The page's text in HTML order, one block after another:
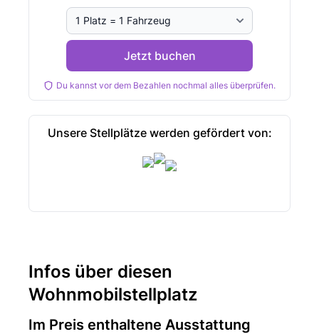
Jetzt buchen
Du kannst vor dem Bezahlen nochmal alles überprüfen.
Unsere Stellplätze werden gefördert von:
Infos über diesen
Wohnmobilstellplatz
Im Preis enthaltene Ausstattung